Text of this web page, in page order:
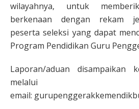
wilayahnya, untuk
berkenaan dengan rekam
peserta seleksi yang dapat
Program Pendidikan Guru
Laporan/aduan disampaikan
melalui
email: